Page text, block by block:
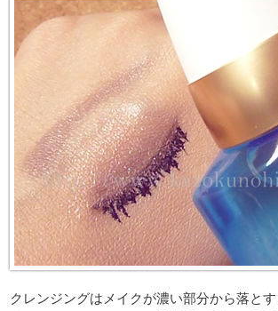
クレンジングはメイクが濃い部分から落と